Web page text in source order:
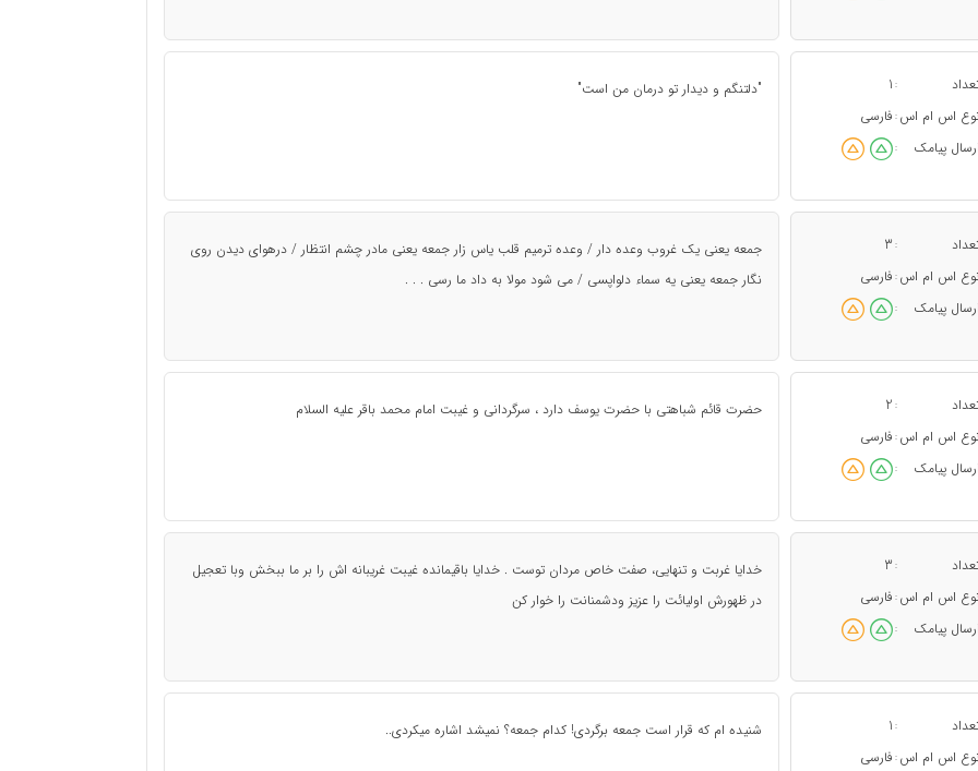
:
1
نوع اس ام اس : فارسی
ارسال پیامک
:
"دلتنگم و دیدار تو درمان من است"
:
3
نوع اس ام اس : فارسی
ارسال پیامک
:
جمعه یعنی یک غروب وعده دار / وعده ترمیم قلب یاس زار جمعه یعنی مادر چشم انتظار / درهوای دیدن روی
نگار جمعه یعنی یه سماء دلواپسی / می شود مولا به داد ما رسی . . .
:
2
نوع اس ام اس : فارسی
ارسال پیامک
:
حضرت قائم شباهتی با حضرت یوسف دارد ، سرگردانی و غیبت امام محمد باقر علیه السلام
:
3
نوع اس ام اس : فارسی
ارسال پیامک
:
خدایا غربت و تنهایی، صفت خاص مردان توست . خدایا باقیمانده غیبت غریبانه اش را بر ما ببخش وبا تعجیل
در ظهورش اولیائت را عزیز ودشمنانت را خوار کن
:
1
نوع اس ام اس : فارسی
شنیده ام که قرار است جمعه برگردی! کدام جمعه؟ نمیشد اشاره میکردی..